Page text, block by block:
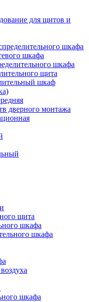
для щитов и
шкафа
шкафа
шкафа
щита
шкаф
дверного монтажа
щита
шкафа
шкафа
шкафа